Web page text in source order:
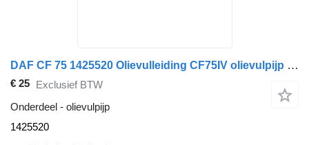
DAF CF 75 1425520 Olievulleiding CF75IV olievulpijp voor vrachtwagen
€ 25 Exclusief BTW
Onderdeel - olievulpijp
1425520